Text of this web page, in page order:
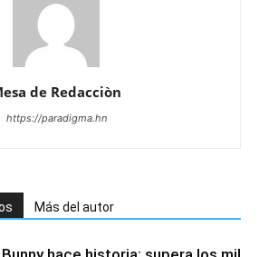
de Redacciòn
https://paradigma.hn
Más del autor